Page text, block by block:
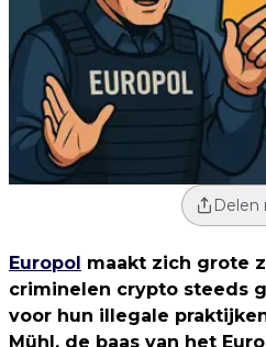
Delen
Europol maakt zich grote
criminelen crypto steeds
voor hun illegale
Mühl, de baas van het